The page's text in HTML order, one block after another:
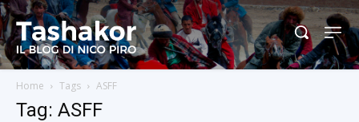
Home Tags ASFF
Tag: ASFF